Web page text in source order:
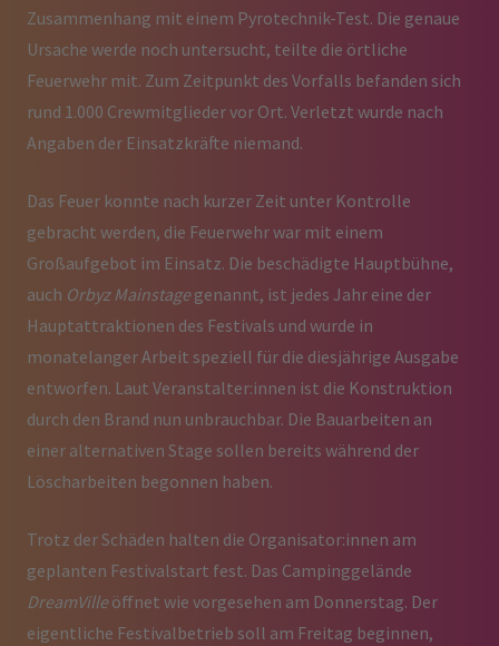
Zusammenhang mit einem Pyrotechnik-Test. Die genaue
Ursache werde noch untersucht, teilte die örtliche
Feuerwehr mit. Zum Zeitpunkt des Vorfalls befanden sich
rund 1.000 Crewmitglieder vor Ort. Verletzt wurde nach
Angaben der Einsatzkräfte niemand.
Das Feuer konnte nach kurzer Zeit unter Kontrolle
gebracht werden, die Feuerwehr war mit einem
Großaufgebot im Einsatz. Die beschädigte Hauptbühne,
auch Orbyz Mainstagegenannt, ist jedes Jahr eine der
Hauptattraktionen des Festivals und wurde in
monatelanger Arbeit speziell für die diesjährige Ausgabe
entworfen. Laut Veranstalter:innen ist die Konstruktion
durch den Brand nun unbrauchbar. Die Bauarbeiten an
einer alternativen Stage sollen bereits während der
Löscharbeiten begonnen haben.
Trotz der Schäden halten die Organisator:innen am
geplanten Festivalstart fest. Das Campinggelände
DreamVilleöffnet wie vorgesehen am Donnerstag. Der
eigentliche Festivalbetrieb soll am Freitag beginnen,